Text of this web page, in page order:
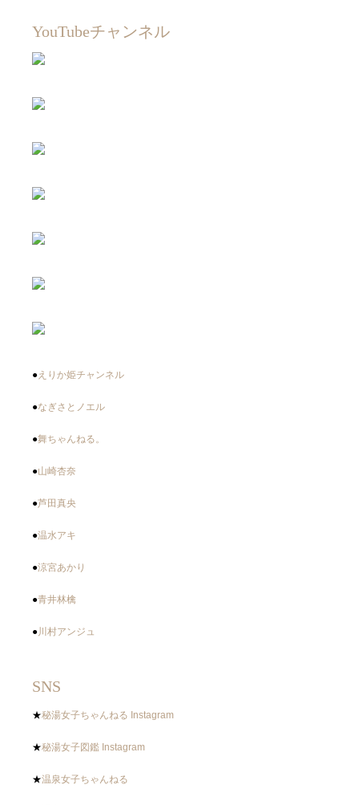
YouTubeチャンネル
●えりか姫チャンネル
●なぎさとノエル
●舞ちゃんねる。
●山崎杏奈
●芦田真央
●温水アキ
●涼宮あかり
●青井林檎
●川村アンジュ
SNS
★秘湯女子ちゃんねる Instagram
★秘湯女子図鑑 Instagram
★温泉女子ちゃんねる